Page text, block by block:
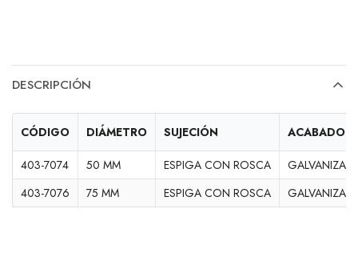
DESCRIPCIÓN
CÓDIGO DIÁMETRO SUJECIÓN ACABADO
403-7074 50 MM ESPIGA CON ROSCA
403-7076
75 MM ESPIGA CON ROSCA